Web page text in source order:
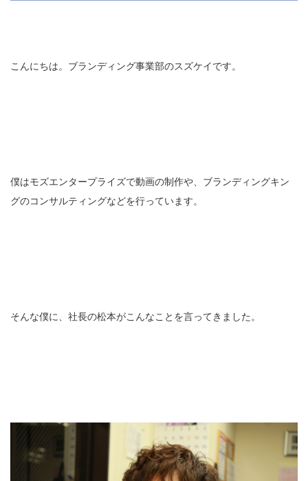
こんにちは。ブランディング事業部のスズケイです。
僕はモズエンタープライズで動画の制作や、ブランディングキン
グのコンサルティングなどを行っています。
そんな僕に、社長の松本がこんなことを言ってきました。